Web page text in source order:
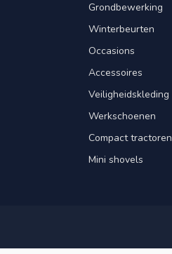
Grondbewerking
Winterbeurten
Occasions
Accessoires
Veiligheidskleding
Werkschoenen
Compact tractoren
Mini shovels